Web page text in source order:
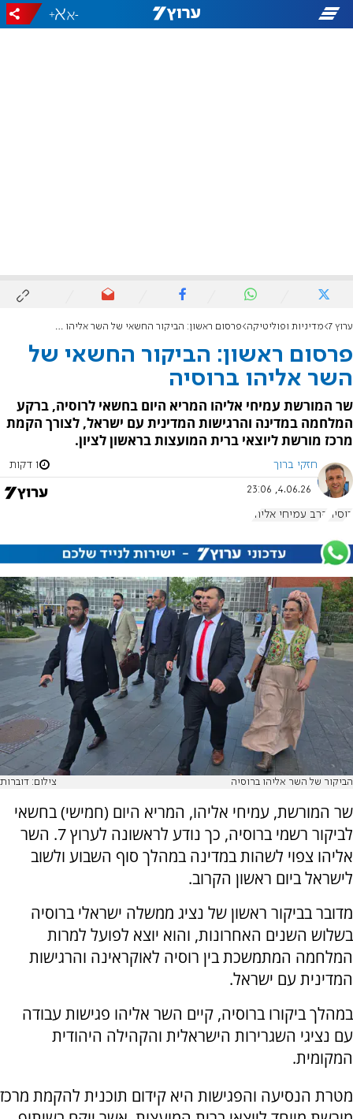
-
+
ערוץ 7 מדיניות ופוליטיקה פרסום ראשון: הביקור החשאי של השר אליהו ברוסיה
פרסום ראשון: הביקור החשאי של
השר אליהו ברוסיה
שר המורשת עמיחי אליהו המריא היום בחשאי לרוסיה, ברקע
המלחמה במדינה והרגישות המדינית עם ישראל, לצורך הקמת
מרכז מורשת ליוצאי ברית המועצות בראשון לציון.
חזקי ברוך 1 דקות
4.06.26, 23:06
רוסיה הרב עמיחי אליהו
הביקור של השר אליהו ברוסיה צילום: דוברות
שר המורשת, עמיחי אליהו, המריא היום (חמישי) בחשאי
לביקור רשמי ברוסיה, כך נודע לראשונה לערוץ 7. השר
אליהו צפוי לשהות במדינה במהלך סוף השבוע ולשוב
לישראל ביום ראשון הקרוב.
מדובר בביקור ראשון של נציג ממשלה ישראלי ברוסיה
בשלוש השנים האחרונות, והוא יוצא לפועל למרות
המלחמה המתמשכת בין רוסיה לאוקראינה והרגישות
המדינית עם ישראל.
במהלך ביקורו ברוסיה, קיים השר אליהו פגישות עבודה
עם נציגי השגרירות הישראלית והקהילה היהודית
המקומית.
מטרת הנסיעה והפגישות היא קידום תוכנית להקמת מרכז